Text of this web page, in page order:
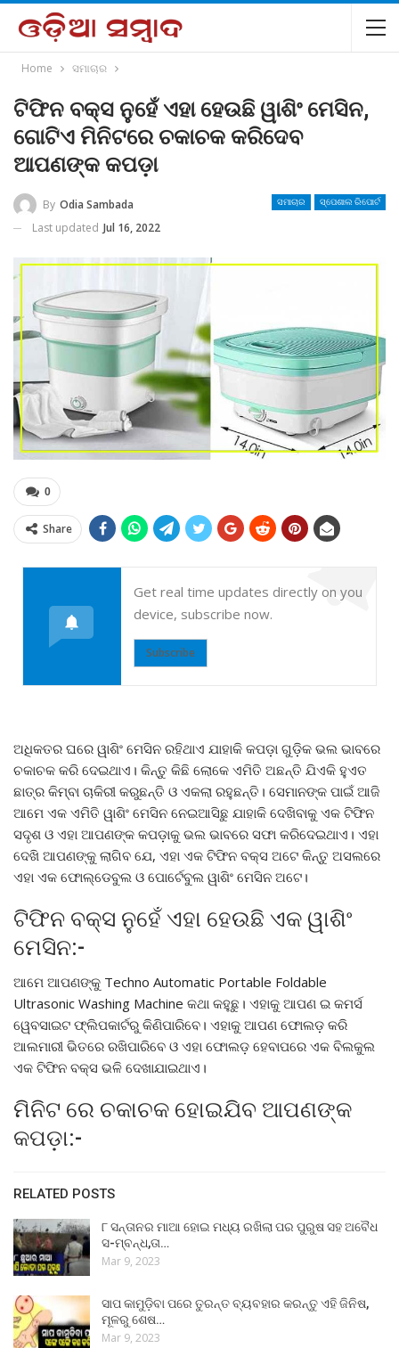
Home ସମାଚାର
ଟିଫିନ ବକ୍ସ ନୁହେଁ ଏହା ହେଉଛି ୱାଶିଂ ମେସିନ,
ଗୋଟିଏ ମିନିଟରେ ଚକାଚକ କରିଦେବ
ଆପଣଙ୍କ କପଡ଼ା
ସମାଚାର ସ୍ପେଶାଲ ରିପୋର୍ଟ
By Odia Sambada
Last updated Jul 16, 2022
0
Share
Get real time updates directly on you
device, subscribe now.
Subscribe
ଅଧିକତର ଘରେ ୱାଶିଂ ମେସିନ ରହିଥାଏ ଯାହାକି କପଡ଼ା ଗୁଡ଼ିକ ଭଲ ଭାବରେ
ଚକାଚକ କରି ଦେଇଥାଏ। କିନ୍ତୁ କିଛି ଲୋକେ ଏମିତି ଅଛନ୍ତି ଯିଏକି ହୁଏତ
ଛାତ୍ର କିମ୍ବା ଚାକିରୀ କରୁଛନ୍ତି ଓ ଏକଲା ରହୁଛନ୍ତି। ସେମାନଙ୍କ ପାଇଁ ଆଜି
ଆମେ ଏକ ଏମିତି ୱାଶିଂ ମେସିନ ନେଇଆସିଛୁ ଯାହାକି ଦେଖିବାକୁ ଏକ ଟିଫିନ
ସଦୃଶ ଓ ଏହା ଆପଣଙ୍କ କପଡ଼ାକୁ ଭଲ ଭାବରେ ସଫା କରିଦେଇଥାଏ। ଏହା
ଦେଖି ଆପଣଙ୍କୁ ଲାଗିବ ଯେ, ଏହା ଏକ ଟିଫିନ ବକ୍ସ ଅଟେ କିନ୍ତୁ ଅସଲରେ
ଏହା ଏକ ଫୋଲ୍ଡେବୁଲ ଓ ପୋର୍ଟେବୁଲ ୱାଶିଂ ମେସିନ ଅଟେ।
ଟିଫିନ ବକ୍ସ ନୁହେଁ ଏହା ହେଉଛି ଏକ ୱାଶିଂ
ମେସିନ:-
ଆମେ ଆପଣଙ୍କୁ Techno Automatic Portable Foldable
Ultrasonic Washing Machine କଥା କହୁଛୁ। ଏହାକୁ ଆପଣ ଇ କମର୍ସ
ୱେବସାଇଟ ଫ୍ଲିପକାର୍ଟରୁ କିଣିପାରିବେ। ଏହାକୁ ଆପଣ ଫୋଲଡ଼ କରି
ଆଲମାରୀ ଭିତରେ ରଖିପାରିବେ ଓ ଏହା ଫୋଲଡ଼ ହେବାପରେ ଏକ ବିଲକୁଲ
ଏକ ଟିଫିନ ବକ୍ସ ଭଳି ଦେଖାଯାଇଥାଏ।
ମିନିଟ ରେ ଚକାଚକ ହୋଇଯିବ ଆପଣଙ୍କ
କପଡ଼ା:-
RELATED POSTS
୮ ସନ୍ତାନର ମାଆ ହୋଇ ମଧ୍ୟ ରଖିଲା ପର ପୁରୁଷ ସହ ଅବୈଧ
ସ-ମ୍ବନ୍ଧ,ତା…
Mar 9, 2023
ସାପ କାମୁଡ଼ିବା ପରେ ତୁରନ୍ତ ବ୍ୟବହାର କରନ୍ତୁ ଏହି ଜିନିଷ,
ମୂଳରୁ ଶେଷ…
Mar 9, 2023